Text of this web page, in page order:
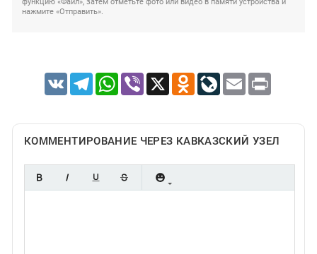
нажмите «Отправить».
VK TelegramWhatsApp
Viber X Odnoklassniki
LiveJournal
Email Print
КОММЕНТИРОВАНИЕ ЧЕРЕЗ КАВКАЗСКИЙ УЗЕЛ